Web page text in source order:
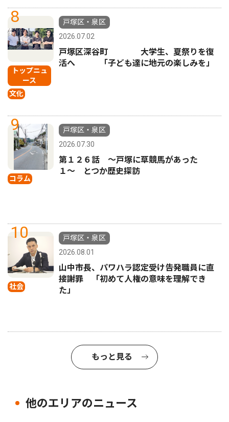
8
トップニュ
ース
文化
戸塚区・泉区
2026.07.02
戸塚区深谷町 大学生、夏祭りを復
活へ 「子ども達に地元の楽しみを」
9
コラム
戸塚区・泉区
2026.07.30
第１２６話 〜戸塚に草競馬があった
１〜 とつか歴史探訪
10
社会
戸塚区・泉区
2026.08.01
山中市長、パワハラ認定受け告発職員に直
接謝罪 「初めて人権の意味を理解でき
た」
もっと見る
他のエリアのニュース